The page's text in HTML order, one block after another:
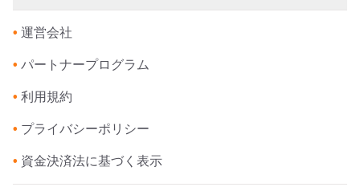
• 運営会社
• パートナープログラム
• 利用規約
• プライバシーポリシー
• 資金決済法に基づく表示